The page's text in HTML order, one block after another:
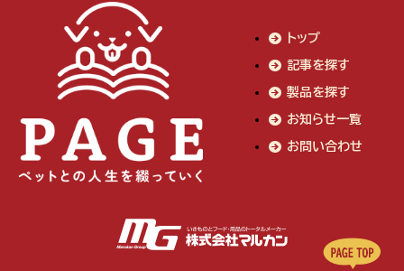
トップ
記事を探す
製品を探す
お知らせ一覧
お問い合わせ